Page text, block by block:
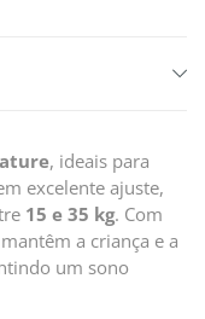
, ideais para
excelente ajuste,
15 e 35 kg. Com
a criança e a
um sono